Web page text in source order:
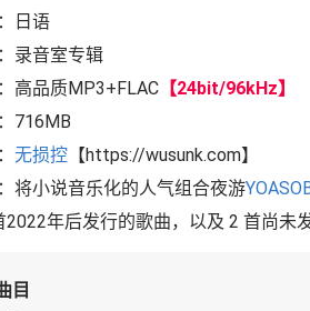
日语
录音室专辑
高品质MP3+FLAC 【24bit/96kHz】
716MB
无损控 【https://wusunk.com】
将小说音乐化的人气组合夜游
年后发行的歌曲，以及 2 首尚未
目